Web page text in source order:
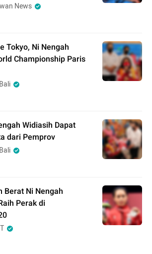
News
Tokyo, Ni Nengah
Championship Paris
Widiasih Dapat
dari Pemprov
Berat Ni Nengah
Perak di